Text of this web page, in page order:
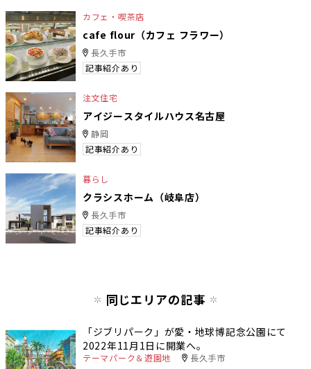
カフェ・喫茶店
cafe flour（カフェ フラワー）
長久手市
記事紹介あり
注文住宅
アイジースタイルハウス名古屋
静岡
記事紹介あり
暮らし
クラシスホーム（岐阜店）
長久手市
記事紹介あり
同じエリアの記事
「ジブリパーク」が愛・地球博記念公園にて
2022年11月1日に開業へ。
テーマパーク＆遊園地 長久手市